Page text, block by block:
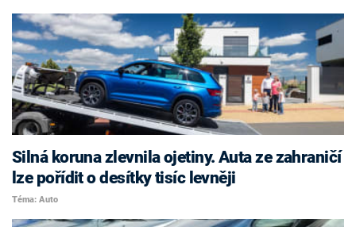
Silná koruna zlevnila ojetiny. Auta ze zahraničí
lze pořídit o desítky tisíc levněji
Téma: Auto